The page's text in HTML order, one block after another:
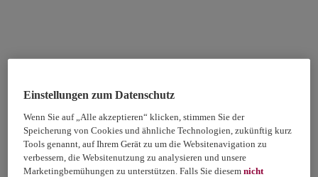
Einstellungen zum Datenschutz
Wenn Sie auf „Alle akzeptieren“ klicken, stimmen Sie der
Speicherung von Cookies und ähnliche Technologien, zukünftig kurz
Tools genannt, auf Ihrem Gerät zu um die Websitenavigation zu
verbessern, die Websitenutzung zu analysieren und unsere
Marketingbemühungen zu unterstützen. Falls Sie diesemnicht